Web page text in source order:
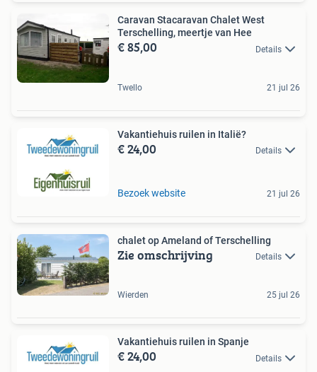
Caravan Stacaravan Chalet West
Terschelling, meertje van Hee
€ 85,00 Details
Twello 21 jul 26
Vakantiehuis ruilen in Italië?
€ 24,00 Details
Bezoek website 21 jul 26
chalet op Ameland of Terschelling
Zie omschrijving Details
Wierden 25 jul 26
Vakantiehuis ruilen in Spanje
€ 24,00 Details